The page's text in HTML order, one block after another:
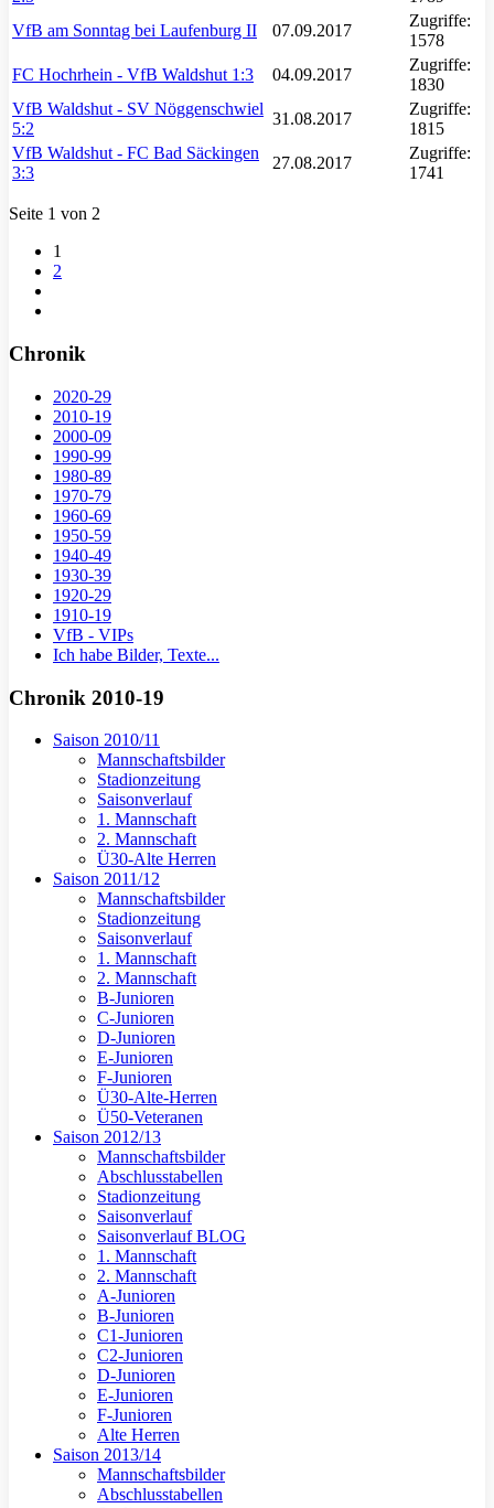
VfB am Sonntag bei Laufenburg II
07.09.2017
Zugriffe:
1578
FC Hochrhein - VfB Waldshut 1:3
04.09.2017
Zugriffe:
1830
VfB Waldshut - SV Nöggenschwiel
5:2
31.08.2017
Zugriffe:
1815
VfB Waldshut - FC Bad Säckingen
3:3
27.08.2017
Zugriffe:
1741
Seite 1 von 2
1
2
Chronik
2020-29
2010-19
2000-09
1990-99
1980-89
1970-79
1960-69
1950-59
1940-49
1930-39
1920-29
1910-19
VfB - VIPs
Ich habe Bilder, Texte...
Chronik 2010-19
Saison 2010/11
Mannschaftsbilder
Stadionzeitung
Saisonverlauf
1. Mannschaft
2. Mannschaft
Ü30-Alte Herren
Saison 2011/12
Mannschaftsbilder
Stadionzeitung
Saisonverlauf
1. Mannschaft
2. Mannschaft
B-Junioren
C-Junioren
D-Junioren
E-Junioren
F-Junioren
Ü30-Alte-Herren
Ü50-Veteranen
Saison 2012/13
Mannschaftsbilder
Abschlusstabellen
Stadionzeitung
Saisonverlauf
Saisonverlauf BLOG
1. Mannschaft
2. Mannschaft
A-Junioren
B-Junioren
C1-Junioren
C2-Junioren
D-Junioren
E-Junioren
F-Junioren
Alte Herren
Saison 2013/14
Mannschaftsbilder
Abschlusstabellen